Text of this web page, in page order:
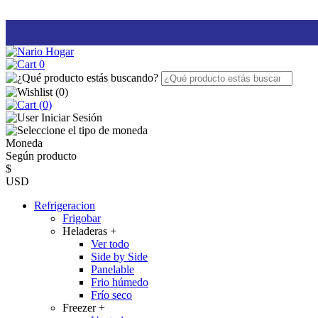
0
(0)
(0)
Iniciar Sesión
Moneda
Según producto
$
USD
Refrigeracion
Frigobar
Heladeras +
Ver todo
Side by Side
Panelable
Frio húmedo
Frío seco
Freezer+